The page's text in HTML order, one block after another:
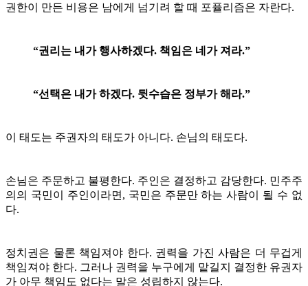
권한이 만든 비용은 남에게 넘기려 할 때 포퓰리즘은 자란다.
“권리는 내가 행사하겠다. 책임은 네가 져라.”
“선택은 내가 하겠다. 뒷수습은 정부가 해라.”
이 태도는 주권자의 태도가 아니다. 손님의 태도다.
손님은 주문하고 불평한다. 주인은 결정하고 감당한다. 민주주
의의 국민이 주인이라면, 국민은 주문만 하는 사람이 될 수 없
다.
정치권은 물론 책임져야 한다. 권력을 가진 사람은 더 무겁게
책임져야 한다. 그러나 권력을 누구에게 맡길지 결정한 유권자
가 아무 책임도 없다는 말은 성립하지 않는다.